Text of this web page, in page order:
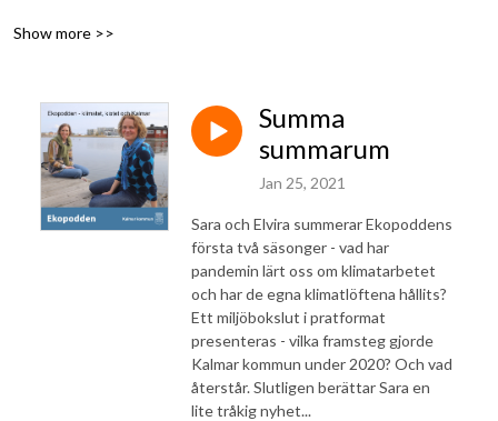
Show more >>
Summa
summarum
Jan 25, 2021
Sara och Elvira summerar Ekopoddens
första två säsonger - vad har
pandemin lärt oss om klimatarbetet
och har de egna klimatlöftena hållits?
Ett miljöbokslut i pratformat
presenteras - vilka framsteg gjorde
Kalmar kommun under 2020? Och vad
återstår. Slutligen berättar Sara en
lite tråkig nyhet...